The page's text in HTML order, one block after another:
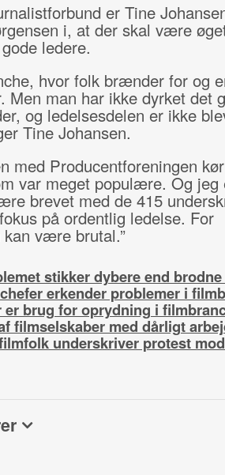
er Tine
i, at der skal være
ledere.
hvor folk brænder for og
Men man har ikke dyrket det
og ledelsesdelen er ikke
Tine Johansen.
med Producentforeningen
var meget populære. Og jeg
brevet med de 415
på ordentlig ledelse. For
være brutal.”
stikker dybere end
erkender problemer i
er brug for oprydning i
filmselskaber med dårligt
underskriver protest